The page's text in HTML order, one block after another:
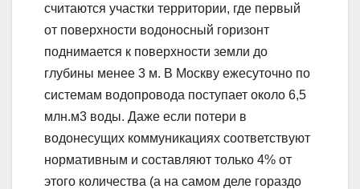
считаются участки территории, где первый
от поверхности водоносный горизонт
поднимается к поверхности земли до
глубины менее 3 м. В Москву ежесуточно по
системам водопровода поступает около 6,5
млн.м3 воды. Даже если потери в
водонесущих коммуникациях соответствуют
нормативным и составляют только 4% от
этого количества (а на самом деле гораздо